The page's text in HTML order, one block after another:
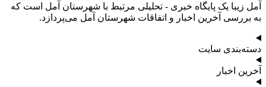
آمل زیبا یک پایگاه خبری - تحلیلی مرتبط با شهرستان آمل است که
به بررسی آخرین اخبار و اتفاقات شهرستان آمل می‌پردازد.
دسته‌بندی سایت
آخرین اخبار